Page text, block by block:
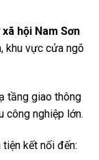
xã hội Nam Sơn
khu vực cửa ngõ
tầng giao thông
công nghiệp lớn.
kết nối đến: